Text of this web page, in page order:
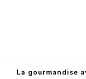
La gourmandise